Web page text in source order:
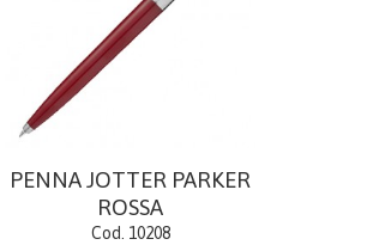
PENNA JOTTER PARKER
ROSSA
Cod. 10208